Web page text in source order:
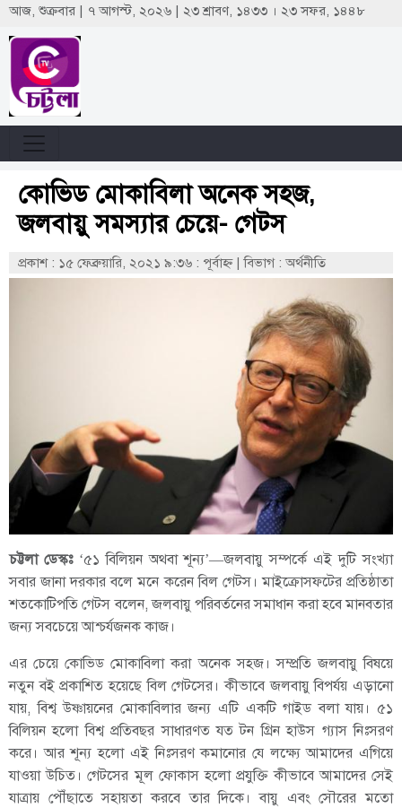
আজ, শুক্রবার | ৭ আগস্ট, ২০২৬ | ২৩ শ্রাবণ, ১৪৩৩ । ২৩ সফর, ১৪৪৮
কোভিড মোকাবিলা অনেক সহজ,
জলবায়ু সমস্যার চেয়ে- গেটস
প্রকাশ : ১৫ ফেব্রুয়ারি, ২০২১ ৯:৩৬ : পূর্বাহ্ণ |বিভাগ : অর্থনীতি
চট্টলা ডেস্কঃ‘৫১ বিলিয়ন অথবা শূন্য’—জলবায়ু সম্পর্কে এই দুটি সংখ্যা
সবার জানা দরকার বলে মনে করেন বিল গেটস। মাইক্রোসফটের প্রতিষ্ঠাতা
শতকোটিপতি গেটস বলেন, জলবায়ু পরিবর্তনের সমাধান করা হবে মানবতার
জন্য সবচেয়ে আশ্চর্যজনক কাজ।
এর চেয়ে কোভিড মোকাবিলা করা অনেক সহজ। সম্প্রতি জলবায়ু বিষয়ে
নতুন বই প্রকাশিত হয়েছে বিল গেটসের। কীভাবে জলবায়ু বিপর্যয় এড়ানো
যায়, বিশ্ব উষ্ণায়নের মোকাবিলার জন্য এটি একটি গাইড বলা যায়। ৫১
বিলিয়ন হলো বিশ্ব প্রতিবছর সাধারণত যত টন গ্রিন হাউস গ্যাস নিঃসরণ
করে। আর শূন্য হলো এই নিঃসরণ কমানোর যে লক্ষ্যে আমাদের এগিয়ে
যাওয়া উচিত। গেটসের মূল ফোকাস হলো প্রযুক্তি কীভাবে আমাদের সেই
যাত্রায় পৌঁছাতে সহায়তা করবে তার দিকে। বায়ু এবং সৌরের মতো